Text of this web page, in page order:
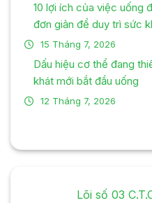
10 lợi ích của việc uống
đơn giản để duy trì sức
15 Tháng 7, 2026
Dấu hiệu cơ thể đang
khát mới bắt đầu uống
12 Tháng 7, 2026
Lõi số 03